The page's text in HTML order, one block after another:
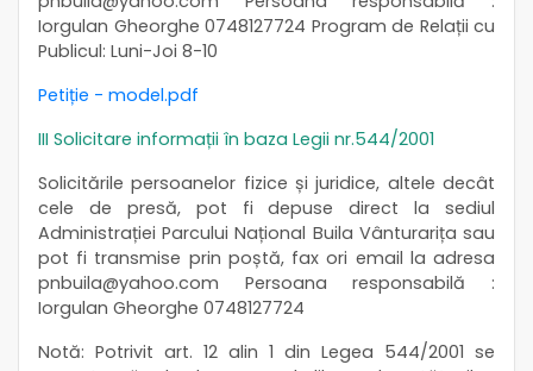
Iorgulan Gheorghe 0748127724 Program de Relații cu
Publicul: Luni-Joi 8-10
Petiție - model.pdf
III Solicitare informații în baza Legii nr.544/2001
Solicitările persoanelor fizice și juridice, altele decât
cele de presă, pot fi depuse direct la sediul
Administrației Parcului Național Buila Vânturarița sau
pot fi transmise prin poștă, fax ori email la adresa
pnbuila@yahoo.com Persoana responsabilă :
Iorgulan Gheorghe 0748127724
Notă: Potrivit art. 12 alin 1 din Legea 544/2001 se